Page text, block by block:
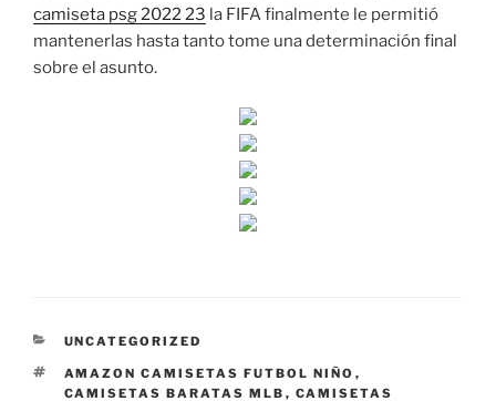
camiseta psg 2022 23 la FIFA finalmente le permitió
mantenerlas hasta tanto tome una determinación final
sobre el asunto.
CATEGORÍAS
UNCATEGORIZED
ETIQUETAS
AMAZON CAMISETAS FUTBOL NIÑO ,
CAMISETAS BARATAS MLB , CAMISETAS